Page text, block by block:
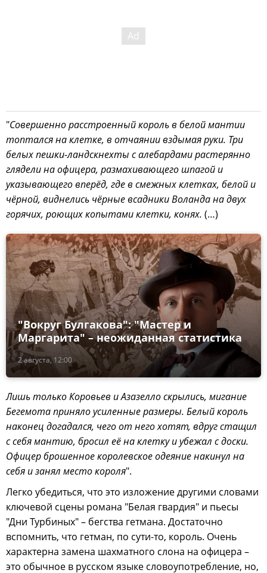
"Совершенно расстроенный король в белой мантии
топтался на клетке, в отчаянии вздымая руки. Три
белых пешки-ландскнехты с алебардами растерянно
глядели на офицера, размахивающего шпагой и
указывающего вперёд, где в смежных клетках, белой и
чёрной, виднелись чёрные всадники Воланда на двух
горячих, роющих копытами клетки, конях. (…)
2 августа, 12:00
"Вокруг Булгакова": "Мастер и
Маргарита" – неожиданная статистика
Лишь только Коровьев и Азазелло скрылись, мигание
Бегемота приняло усиленные размеры. Белый король
наконец догадался, чего от него хотят, вдруг стащил
с себя мантию, бросил её на клетку и убежал с доски.
Офицер брошенное королевское одеяние накинул на
себя и занял место короля".
Легко убедиться, что это изложение другими словами
ключевой сцены романа "Белая гвардия" и пьесы
"Дни Турбиных" – бегства гетмана. Достаточно
вспомнить, что гетман, по сути-то, король. Очень
характерна замена шахматного слона на офицера –
это обычное в русском языке словоупотребление, но,